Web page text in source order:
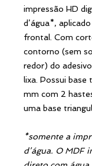
impressão HD
d’água*,
frontal. Com
contorno (sem
redor) do
lixa. Possui base
mm com 2
uma base
*somente a
d’água. O MDF